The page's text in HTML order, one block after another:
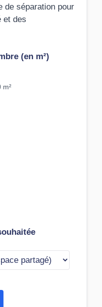
de séparation pour
et des
(en m²)
m²